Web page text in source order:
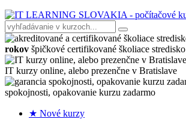
rokov špičkové certifikované školiace stredisko
IT kurzy online, alebo prezenčne v Bratislave
spokojnosti, opakovanie kurzu zadarmo
★ Nové kurzy